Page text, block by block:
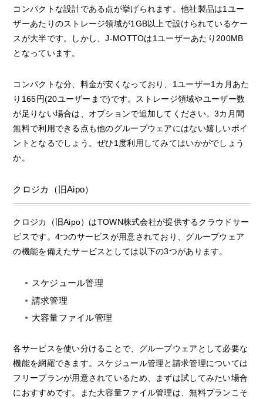
コンパクトな設計である点が挙げられます。他社製品は1ユー
ザーあたりのストレージ領域が1GB以上で設けられているケー
スが大半です。しかし、J-MOTTOは1ユーザーあたり200MB
となっています。
コンパクトな分、料金が安くなっており、1ユーザー1カ月あた
り165円(20ユーザーまで)です。ストレージ領域やユーザー数
が足りない場合は、オプションで追加してください。3カ月間
無料で利用できる点も他のグループウェアにはない嬉しいポイ
ントとなるでしょう。ぜひ1度利用してみてはいかがでしょう
か。
クロジカ（旧Aipo）
クロジカ（旧Aipo）はTOWN株式会社が提供するクラウドサー
ビスです。4つのサービスが用意されており、グループウェア
の機能を備えたサービスとしては以下の3つがあります。
スケジュール管理
請求管理
大容量ファイル管理
各サービスを使い分けることで、グループウェアとして必要な
機能を網羅できます。スケジュール管理と請求管理については
フリープランが用意されているため、まずは試してみたい場合
におすすめです。また大容量ファイル管理は、無料プランこそ